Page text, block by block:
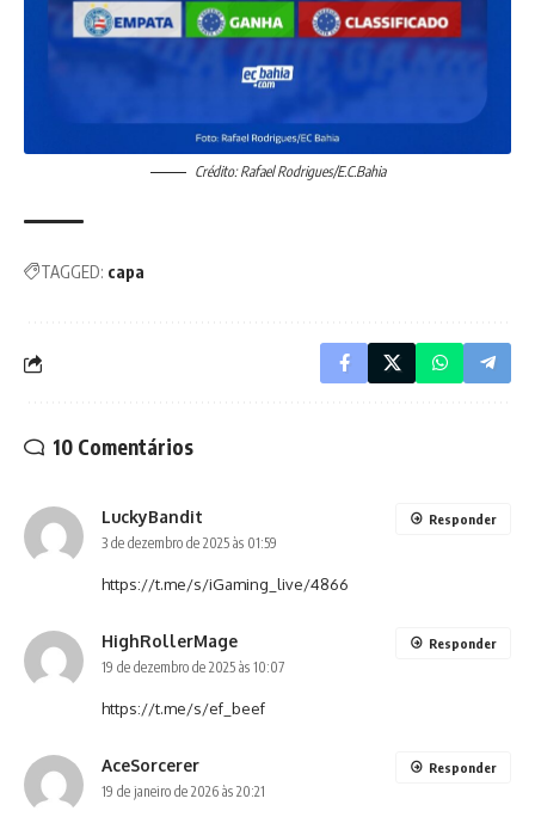
Crédito: Rafael Rodrigues/E.C.Bahia
TAGGED: capa
10 Comentários
LuckyBandit
3 de dezembro de 2025 às 01:59
https://t.me/s/iGaming_live/4866
Responder
HighRollerMage
19 de dezembro de 2025 às 10:07
https://t.me/s/ef_beef
Responder
AceSorcerer
19 de janeiro de 2026 às 20:21
Responder